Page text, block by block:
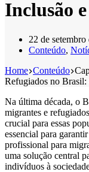
Inclusão
22 de setembro
Conteúdo,
Home Conteúdo
Refugiados no
Na última década, o
migrantes e
crucial para essas
essencial para
profissional para
uma solução central
indivíduos à